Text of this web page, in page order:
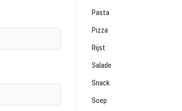
Pasta
Pizza
Rijst
Salade
Snack
Soep